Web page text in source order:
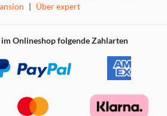
| Über expert
Onlineshop folgende Zahlarten